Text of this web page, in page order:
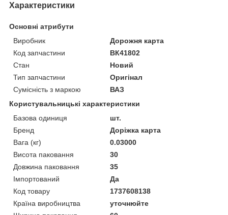
Характеристики
Основні атрибути
Виробник
Дорожня карта
Код запчастини
ВК41802
Стан
Новий
Тип запчастини
Оригінал
Сумісність з маркою
ВАЗ
Користувальницькі характеристики
Базова одиниця
шт.
Бренд
Доріжка карта
Вага (кг)
0.03000
Висота паковання
30
Довжина паковання
35
Імпортований
Да
Код товару
1737608138
Країна виробництва
уточнюйте